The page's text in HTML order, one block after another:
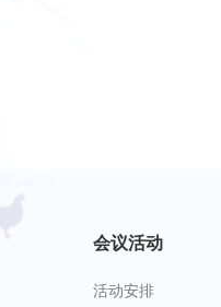
会议活动
活动安排